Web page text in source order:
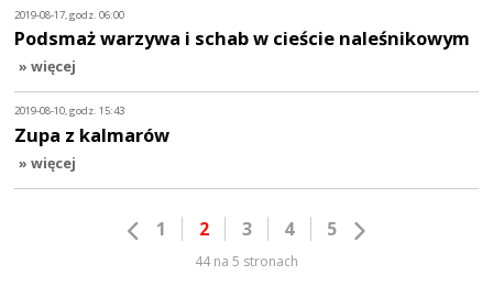
2019-08-17, godz. 06:00
Podsmaż warzywa i schab w cieście naleśnikowym
» więcej
2019-08-10, godz. 15:43
Zupa z kalmarów
» więcej
1 2 3 4 5
44 na 5 stronach